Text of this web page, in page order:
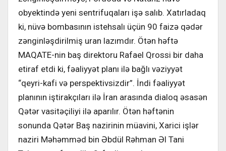
obyektində yeni sentrifuqaları işə salıb. Xatırladaq
ki, nüvə bombasının istehsalı üçün 90 faizə qədər
zənginləşdirilmiş uran lazımdır. Ötən həftə
MAQATE-nin baş direktoru Rafael Qrossi bir daha
etiraf etdi ki, fəaliyyət planı ilə bağlı vəziyyət
“qeyri-kafi və perspektivsizdir”. İndi fəaliyyət
planının iştirakçıları ilə İran arasında dialoq əsasən
Qətər vasitəçiliyi ilə aparılır. Ötən həftənin
sonunda Qətər Baş nazirinin müavini, Xarici işlər
naziri Məhəmməd bin Əbdül Rəhman Əl Tani